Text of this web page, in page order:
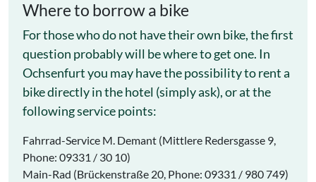
Where to borrow a bike
For those who do not have their own bike, the first
question probably will be where to get one. In
Ochsenfurt you may have the possibility to rent a
bike directly in the hotel (simply ask), or at the
following service points:
Fahrrad-Service M. Demant (Mittlere Redersgasse 9,
Phone: 09331 / 30 10)
Main-Rad (Brückenstraße 20, Phone: 09331 / 980 749)